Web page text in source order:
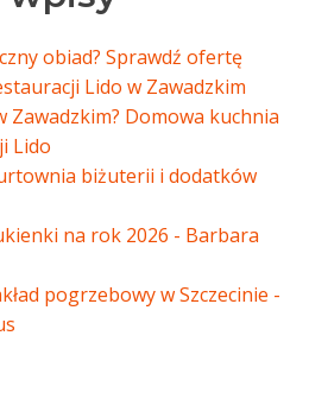
obiad? Sprawdź ofertę
Lido w Zawadzkim
Zawadzkim? Domowa kuchnia
Lido
biżuterii i dodatków
na rok 2026 - Barbara
pogrzebowy w Szczecinie -